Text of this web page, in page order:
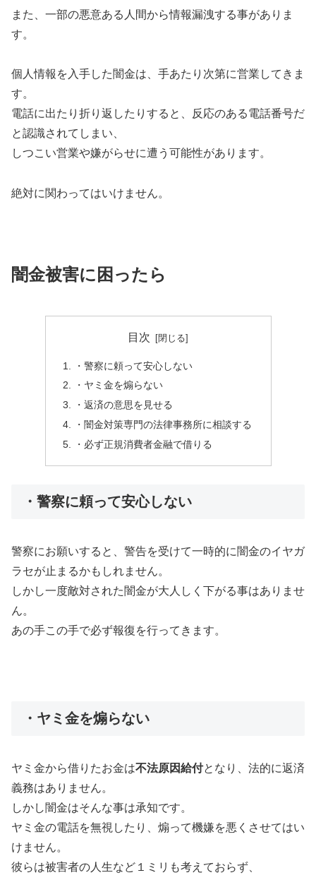
また、一部の悪意ある人間から情報漏洩する事がありま
す。
個人情報を入手した闇金は、手あたり次第に営業してきま
す。
電話に出たり折り返したりすると、反応のある電話番号だ
と認識されてしまい、
しつこい営業や嫌がらせに遭う可能性があります。
絶対に関わってはいけません。
闇金被害に困ったら
目次
・警察に頼って安心しない
・ヤミ金を煽らない
・返済の意思を見せる
・闇金対策専門の法律事務所に相談する
・必ず正規消費者金融で借りる
・警察に頼って安心しない
警察にお願いすると、警告を受けて一時的に闇金のイヤガ
ラセが止まるかもしれません。
しかし一度敵対された闇金が大人しく下がる事はありませ
ん。
あの手この手で必ず報復を行ってきます。
・ヤミ金を煽らない
ヤミ金から借りたお金は不法原因給付となり、法的に返済
義務はありません。
しかし闇金はそんな事は承知です。
ヤミ金の電話を無視したり、煽って機嫌を悪くさせてはい
けません。
彼らは被害者の人生など１ミリも考えておらず、